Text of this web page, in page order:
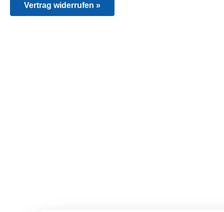
Vertrag widerrufen »